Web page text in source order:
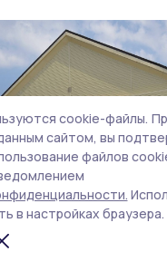
cookie-файлы.
сайтом, вы
файлов
в настройках браузера.